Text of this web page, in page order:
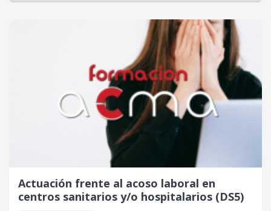
Actuación frente al acoso laboral en
centros sanitarios y/o hospitalarios (DS5)